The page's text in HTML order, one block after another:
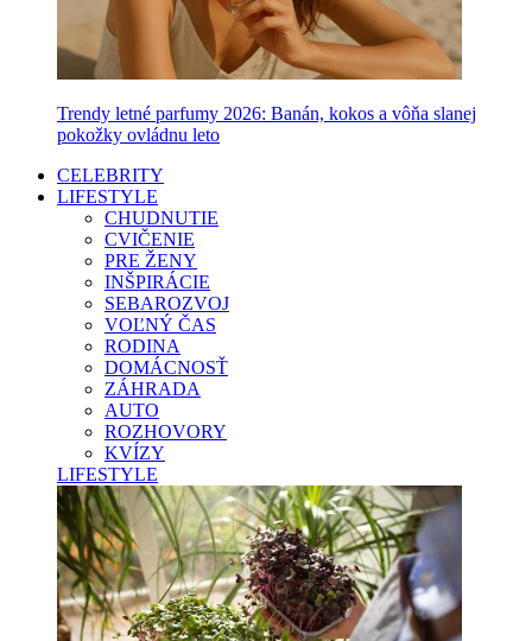
Trendy letné parfumy 2026: Banán, kokos a vôňa slanej
pokožky ovládnu leto
CELEBRITY
LIFESTYLE
CHUDNUTIE
CVIČENIE
PRE ŽENY
INŠPIRÁCIE
SEBAROZVOJ
VOĽNÝ ČAS
RODINA
DOMÁCNOSŤ
ZÁHRADA
AUTO
ROZHOVORY
KVÍZY
LIFESTYLE